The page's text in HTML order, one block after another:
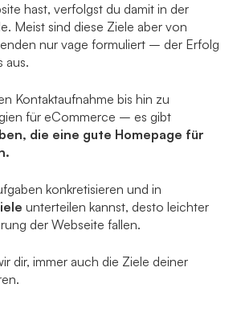
hast, verfolgst du damit in der
Meist sind diese Ziele aber von
nur vage formuliert – der Erfolg
aus.
Kontaktaufnahme bis hin zu
für eCommerce – es gibt
die eine gute Homepage für
konkretisieren und in
unterteilen kannst, desto leichter
der Webseite fallen.
dir, immer auch die Ziele deiner